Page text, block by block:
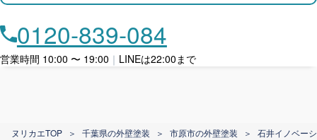
ローン利用
カード支払い
0120-839-084
営業時間 10:00 〜 19:00 ｜ LINEは22:00まで
ヌリカエTOP ＞ 千葉県の外壁塗装 ＞ 市原市の外壁塗装 ＞ 石井イノベー